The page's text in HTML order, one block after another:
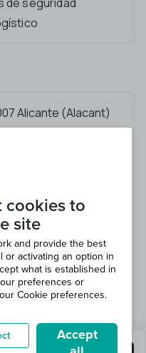
Alicante (Alacant)
cookies to
site
and provide the best
or activating an option in
what is established in
preferences or
Cookie preferences.
Accept